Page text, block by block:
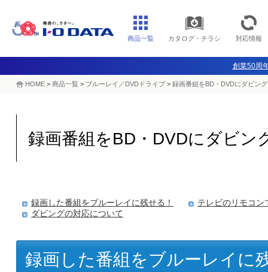
商品一覧 カタログ・チラシ 対応情報
創業50周
HOME > 商品一覧 > ブルーレイ／DVDドライブ > 録画番組をBD・DVDにダビング
録画番組をBD・DVDにダビン
録画した番組をブルーレイに残せる！
テレビのリモコン
ダビングの対応について
録画した番組をブルーレイに